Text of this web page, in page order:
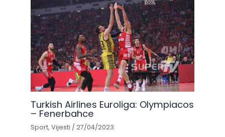
Turkish Airlines Euroliga: Olympiacos
– Fenerbahce
Sport,Vijesti /27/04/2023